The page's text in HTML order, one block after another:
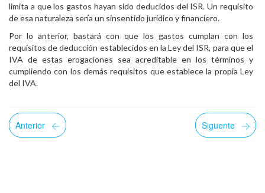
limita a que los gastos hayan sido deducidos del ISR. Un requisito
de esa naturaleza sería un sinsentido jurídico y financiero.
Por lo anterior, bastará con que los gastos cumplan con los
requisitos de deducción establecidos en la Ley del ISR, para que el
IVA de estas erogaciones sea acreditable en los términos y
cumpliendo con los demás requisitos que establece la propia Ley
del IVA.
Anterior Siguente